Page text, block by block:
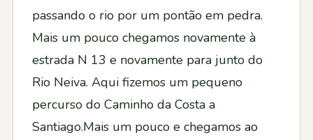
passando o rio por um pontão em pedra.
Mais um pouco chegamos novamente à
estrada N 13 e novamente para junto do
Rio Neiva. Aqui fizemos um pequeno
percurso do Caminho da Costa a
Santiago.Mais um pouco e chegamos ao